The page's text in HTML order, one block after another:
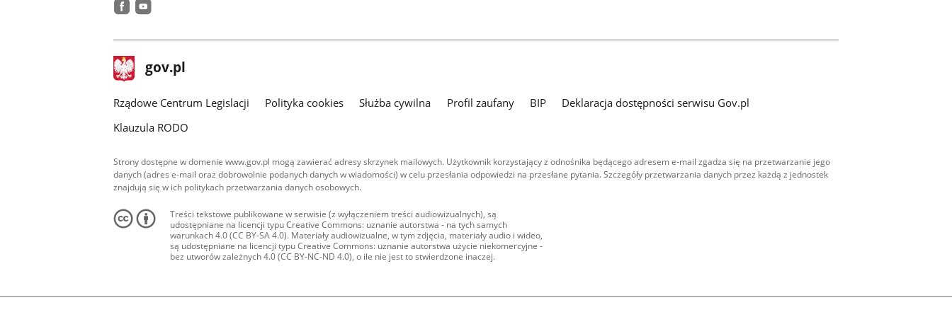
stopka
gov.pl Strona
gov.pl
Rządowe Centrum Legislacji Polityka cookies Służba cywilna Profil zaufany BIP
Deklaracja dostępności serwisu Gov.pl
Klauzula RODO
Strony dostępne w domenie www.gov.pl mogą zawierać adresy skrzynek mailowych. Użytkownik korzystający z odnośnika będącego adresem e-mail zgadza się na przetwarzanie jego
danych (adres e-mail oraz dobrowolnie podanych danych w wiadomości) w celu przesłania odpowiedzi na przesłane pytania. Szczegóły przetwarzania danych przez każdą z jednostek
znajdują się w ich politykach przetwarzania danych osobowych.
Treści tekstowe publikowane w serwisie (z wyłączeniem treści audiowizualnych), są
udostępniane na licencji typu Creative Commons: uznanie autorstwa - na tych samych
warunkach 4.0 (CC BY-SA 4.0). Materiały audiowizualne, w tym zdjęcia, materiały audio i wideo,
są udostępniane na licencji typu Creative Commons: uznanie autorstwa użycie niekomercyjne -
bez utworów zależnych 4.0 (CC BY-NC-ND 4.0), o ile nie jest to stwierdzone inaczej.